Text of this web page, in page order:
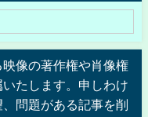
像の著作権や肖像権
たします。申しわけ
問題がある記事を削